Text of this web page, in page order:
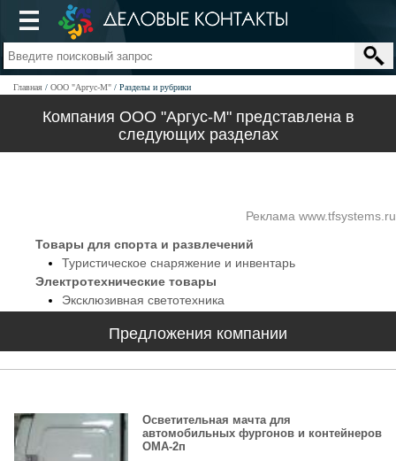
Главная ООО "Аргус-М" Разделы и рубрики
Компания ООО "Аргус-М" представлена в
следующих разделах
Реклама www.tfsystems.ru
Товары для спорта и развлечений
Туристическое снаряжение и инвентарь
Электротехнические товары
Эксклюзивная светотехника
Предложения компании
Осветительная мачта для
автомобильных фургонов и контейнеров
ОМА-2п